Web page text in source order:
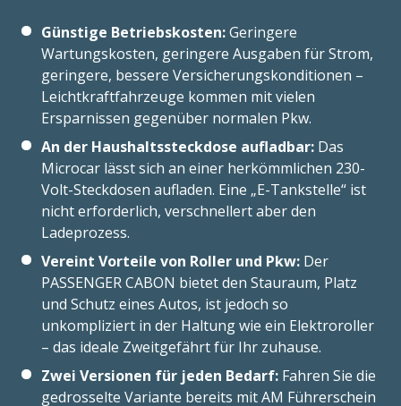
Günstige Betriebskosten:Geringere
Wartungskosten, geringere Ausgaben für Strom,
geringere, bessere Versicherungskonditionen –
Leichtkraftfahrzeuge kommen mit vielen
Ersparnissen gegenüber normalen Pkw.
An der Haushaltssteckdose aufladbar: Das
Microcar lässt sich an einer herkömmlichen 230-
Volt-Steckdosen aufladen. Eine „E-Tankstelle“ ist
nicht erforderlich, verschnellert aber den
Ladeprozess.
Vereint Vorteile von Roller und Pkw: Der
PASSENGER CABON bietet den Stauraum, Platz
und Schutz eines Autos, ist jedoch so
unkompliziert in der Haltung wie ein Elektroroller
– das ideale Zweitgefährt für Ihr zuhause.
Zwei Versionen für jeden Bedarf: Fahren Sie die
gedrosselte Variante bereits mit AM Führerschein